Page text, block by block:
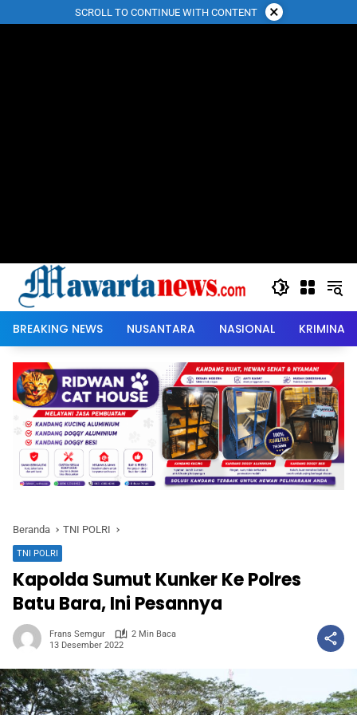
ke
SCROLL TO CONTINUE WITH CONTENT ×
BREAKING NEWS NUSANTARA NASIONAL KRIMINAL
Beranda TNI POLRI
TNI POLRI
Kapolda Sumut Kunker Ke Polres
Batu Bara, Ini Pesannya
Frans Semgur
2 Min Baca
13 Desember 2022